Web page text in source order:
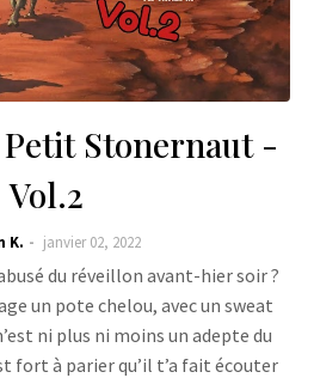
Stonernaut -
Vol.2
K. janvier 02, 2022
du réveillon avant-hier soir ?
un pote chelou, avec un sweat
ni plus ni moins un adepte du
fort à parier qu’il t’a fait écouter